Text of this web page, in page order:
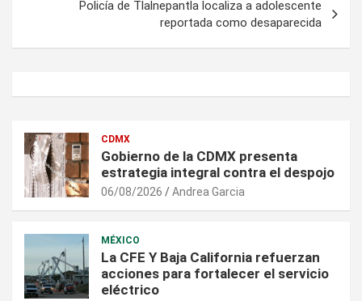
Policía de Tlalnepantla localiza a adolescente
reportada como desaparecida
CDMX
Gobierno de la CDMX presenta
estrategia integral contra el despojo
06/08/2026 Andrea Garcia
MÉXICO
La CFE Y Baja California refuerzan
acciones para fortalecer el servicio
eléctrico